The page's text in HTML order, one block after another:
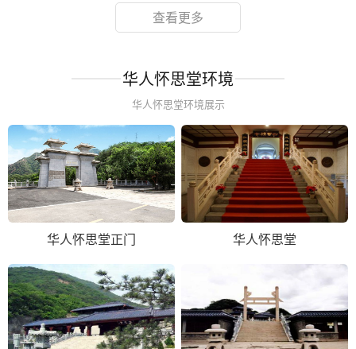
查看更多
华人怀思堂环境
华人怀思堂环境展示
华人怀思堂正门 华人怀思堂